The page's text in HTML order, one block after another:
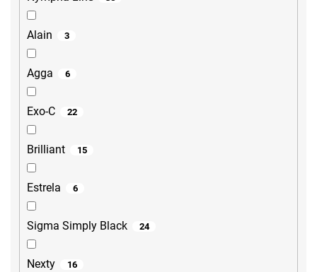
Alain 3
Agga 6
Exo-C 22
Brilliant 15
Estrela 6
Sigma Simply Black 24
Nexty 16